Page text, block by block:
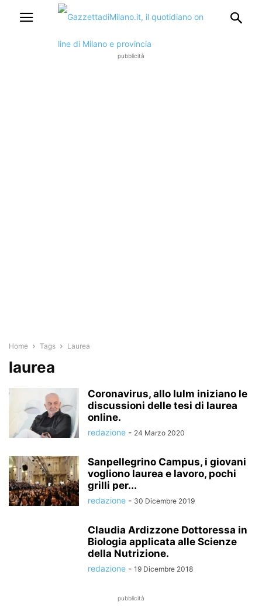
pubblicità
Home Tags Laurea
laurea
Coronavirus, allo Iulm iniziano le
discussioni delle tesi di laurea
online.
redazione - 24 Marzo 2020
Sanpellegrino Campus, i giovani
vogliono laurea e lavoro, pochi
grilli per...
redazione - 30 Dicembre 2019
Claudia Ardizzone Dottoressa in
Biologia applicata alle Scienze
della Nutrizione.
redazione - 19 Dicembre 2018
pubblicità